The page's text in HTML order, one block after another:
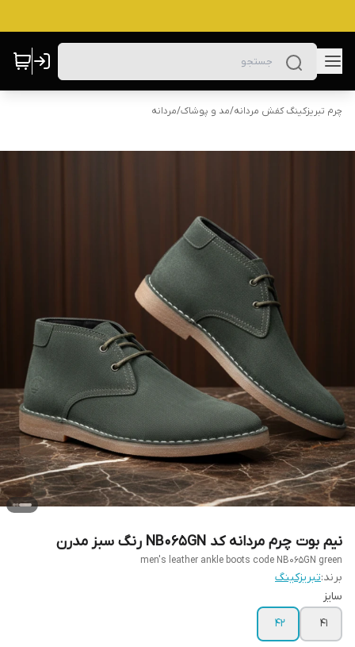
چرم تبریزکینگ کفش مردانه/مد و پوشاک/مردانه
نیم بوت چرم مردانه کد NB065GN رنگ سبز مدرن
men's leather ankle boots code NB065GN green
برند:تبریزکینگ
سایز
41
42